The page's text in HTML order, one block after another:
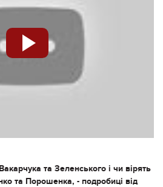
та Зеленського і чи вірять
та Порошенка, - подробиці від